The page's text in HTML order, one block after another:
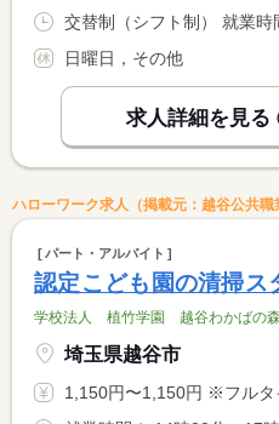
日曜日，その他
求人詳細を見る
ハローワーク求人（掲載元：越谷公共職
パート・アルバイト
認定こども園の清掃ス
学校法人 植竹学園 越谷わかばの森
埼玉県越谷市
1,150円〜1,150円 ※フルタイム求人の場合は月額（換